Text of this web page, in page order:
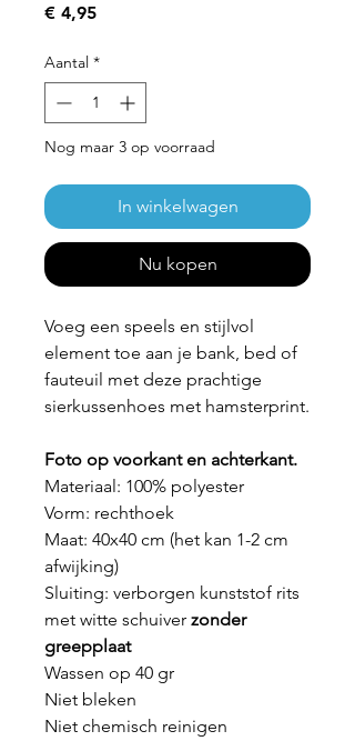
€ 4,95Prijs
Aantal *
Nog maar 3 op voorraad
In winkelwagen
Nu kopen
Voeg een speels en stijlvol
element toe aan je bank, bed of
fauteuil met deze prachtige
sierkussenhoes met hamsterprint.
Foto op voorkant en achterkant.
Materiaal: 100% polyester
Vorm: rechthoek
Maat: 40x40 cm (het kan 1-2 cm
afwijking)
Sluiting: verborgen kunststof rits
met witte schuiver zonder
greepplaat
Wassen op 40 gr
Niet bleken
Niet chemisch reinigen